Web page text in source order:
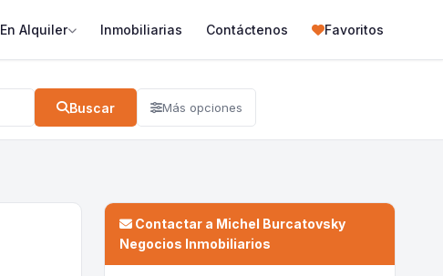
En Alquiler Inmobiliarias Contáctenos Favoritos
Buscar Más opciones
Contactar a Michel Burcatovsky
Negocios Inmobiliarios